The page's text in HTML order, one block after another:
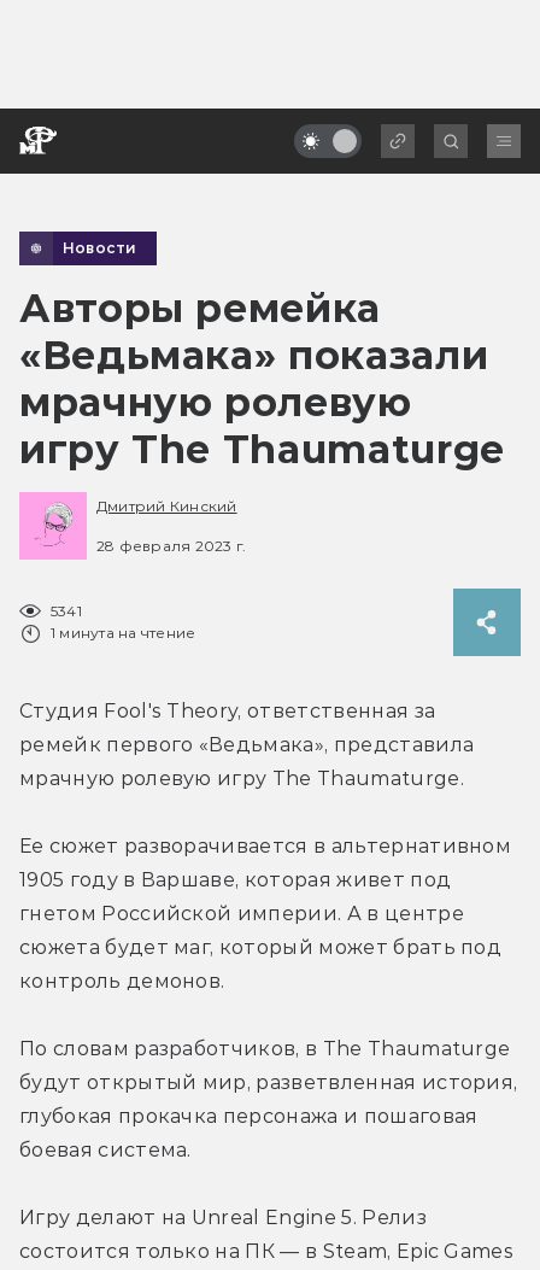
Новости
Авторы ремейка
«Ведьмака» показали
мрачную ролевую
игру The Thaumaturge
Дмитрий Кинский
28 февраля 2023 г.
5341
1 минута на чтение
Студия Fool's Theory, ответственная за
ремейк первого «Ведьмака», представила
мрачную ролевую игру The Thaumaturge.
Ее сюжет разворачивается в альтернативном
1905 году в Варшаве, которая живет под
гнетом Российской империи. А в центре
сюжета будет маг, который может брать под
контроль демонов.
По словам разработчиков, в The Thaumaturge
будут открытый мир, разветвленная история,
глубокая прокачка персонажа и пошаговая
боевая система.
Игру делают на Unreal Engine 5. Релиз
состоится только на ПК — в Steam, Epic Games